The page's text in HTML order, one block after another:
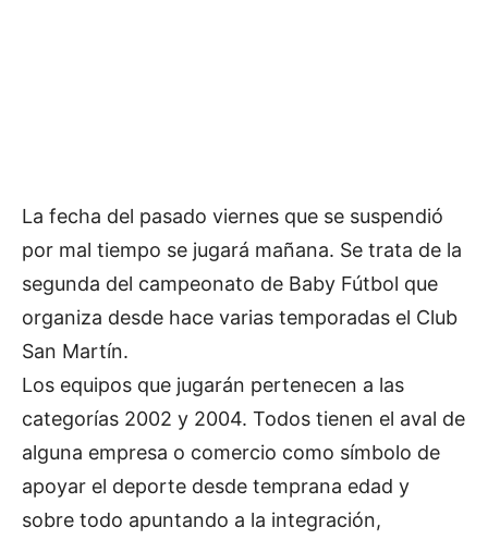
La fecha del pasado viernes que se suspendió
por mal tiempo se jugará mañana. Se trata de la
segunda del campeonato de Baby Fútbol que
organiza desde hace varias temporadas el Club
San Martín.
Los equipos que jugarán pertenecen a las
categorías 2002 y 2004. Todos tienen el aval de
alguna empresa o comercio como símbolo de
apoyar el deporte desde temprana edad y
sobre todo apuntando a la integración,